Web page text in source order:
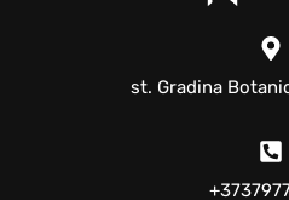
st. Gradina